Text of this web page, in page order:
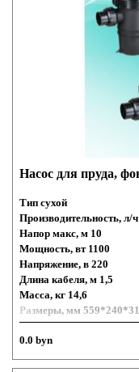
Насос для пруда,
Тип сухой
Производительность, л/
Напор макс, м 10
Мощность, вт 1100
Напряжение, в 220
Длина кабеля, м 1,5
Масса, кг 14,6
Размеры, мм
0.0 byn